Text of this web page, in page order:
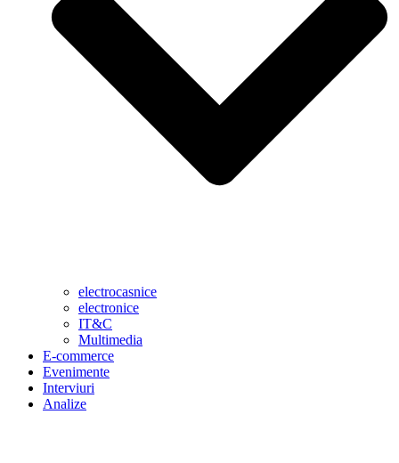
electrocasnice
electronice
IT&C
Multimedia
E-commerce
Evenimente
Interviuri
Analize